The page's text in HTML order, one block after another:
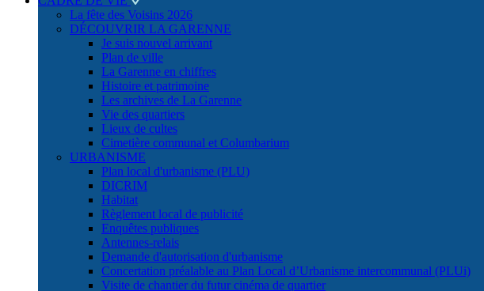
La fête des Voisins 2026
DÉCOUVRIR LA GARENNE
Je suis nouvel arrivant
Plan de ville
La Garenne en chiffres
Histoire et patrimoine
Les archives de La Garenne
Vie des quartiers
Lieux de cultes
Cimetière communal et Columbarium
URBANISME
Plan local d'urbanisme (PLU)
DICRIM
Habitat
Règlement local de publicité
Enquêtes publiques
Antennes-relais
Demande d'autorisation d'urbanisme
Concertation préalable au Plan Local d’Urbanisme intercommunal (PLUi)
Visite de chantier du futur cinéma de quartier